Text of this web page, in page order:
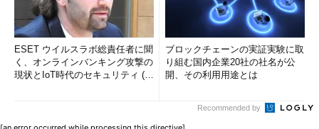
ESET ウイルスラボ総責任者に聞
く、オンラインバンキング攻撃の
現状とIoT時代のセキュリティ (1/
ブロックチェーンの実証実験に取
り組む国内企業20社の社名が公
開、その利用用途とは
Recommended by